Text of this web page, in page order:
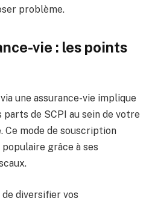
problème.
vie : les points
une assurance-vie implique
parts de SCPI au sein de votre
Ce mode de souscription
grâce à ses
de diversifier vos